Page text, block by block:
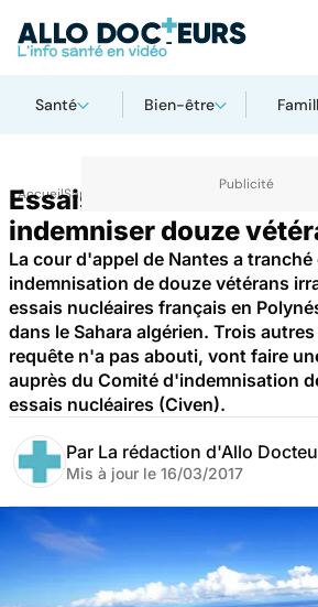
Santé Bien-être
AccueilSanté
Essais nucléaires : l'État
indemniser douze
La cour d'appel de Nantes a
indemnisation de douze vétérans
essais nucléaires français en
dans le Sahara algérien. Trois
requête n'a pas abouti, vont faire
auprès du Comité d'indemnisation
essais nucléaires (Civen).
Par La rédaction d'Allo
Mis à jour le 16/03/2017